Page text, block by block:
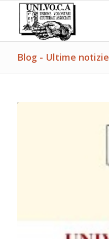
Blog - Ultime notizie